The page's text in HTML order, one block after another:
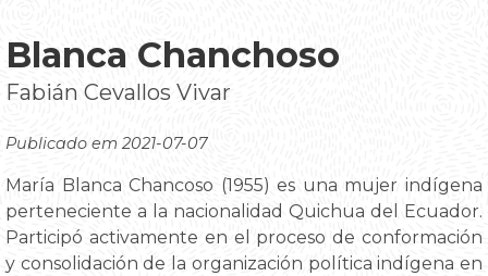
Blanca Chanchoso
Fabián Cevallos Vivar
Publicado em 2021-07-07
María Blanca Chancoso (1955) es una mujer indígena
perteneciente a la nacionalidad Quichua del Ecuador.
Participó activamente en el proceso de conformación
y consolidación de la organización política indígena en